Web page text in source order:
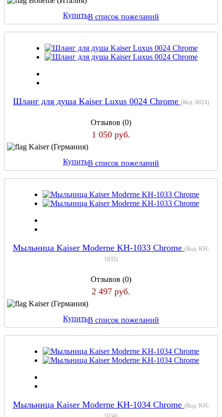
КупитьВ список пожеланий
Шланг для душа Kaiser Luxus 0024 Chrome (Код: 0024)
Отзывов (0)
1 050 руб.
Kaiser (Германия)
КупитьВ список пожеланий
Мыльница Kaiser Moderne KH-1033 Chrome (Код: KH-
1033)
Отзывов (0)
2 497 руб.
Kaiser (Германия)
КупитьВ список пожеланий
Мыльница Kaiser Moderne KH-1034 Chrome (Код: KH-